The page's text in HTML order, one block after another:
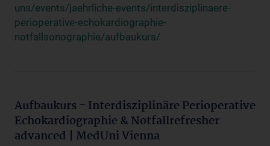
uns/events/jaehrliche-events/interdisziplinaere-
perioperative-echokardiographie-
notfallsonographie/aufbaukurs/
Aufbaukurs - Interdisziplinäre Perioperative
Echokardiographie & Notfallrefresher
advanced | MedUni Vienna